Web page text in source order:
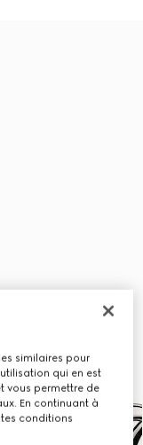
similaires pour
qui en est
vous permettre de
En continuant à
conditions